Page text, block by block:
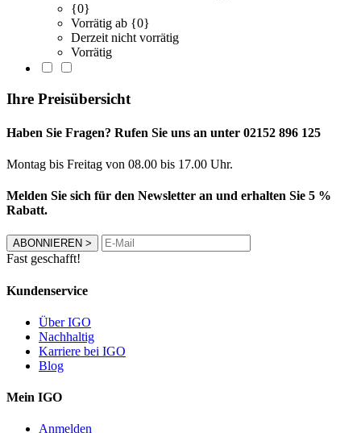
{0}
Vorrätig ab {0}
Derzeit nicht vorrätig
Vorrätig
Ihre Preisübersicht
Haben Sie Fragen? Rufen Sie uns an unter 02152 896 125
Montag bis Freitag von 08.00 bis 17.00 Uhr.
Melden Sie sich für den Newsletter an und erhalten Sie 5 %
Rabatt.
ABONNIEREN >
Fast geschafft!
Kundenservice
Über IGO
Nachhaltig
Karriere bei IGO
Blog
Mein IGO
Anmelden